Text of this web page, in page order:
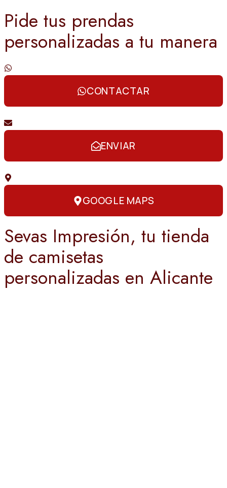
Pide tus prendas
personalizadas a tu manera
CONTACTAR
ENVIAR
GOOGLE MAPS
Sevas Impresión, tu tienda
de camisetas
personalizadas en Alicante